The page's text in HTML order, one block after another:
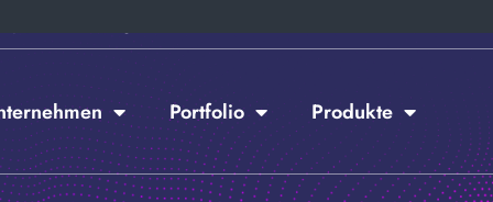
Portfolio Produkte